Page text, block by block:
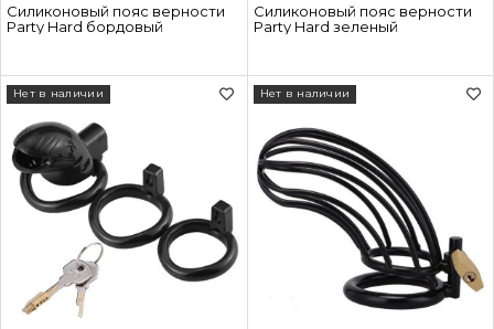
Силиконовый пояс верности
Party Hard бордовый
Силиконовый пояс верности
Party Hard зеленый
Нет в наличии Нет в наличии